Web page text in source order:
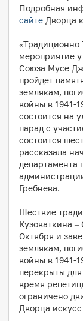
Подробная
сайте Дворца
«Традиционно
мероприятие
Союза Мусе
пройдет
землякам,
войны в 1941-
состоится на
парад с
состоится
рассказала
департамента
Гребнева.
Шествие
Кузоваткина
Октября и
землякам,
войны в 1941-
перекрыты
время
ограничено
Дворца